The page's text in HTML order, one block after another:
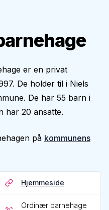
er en privat
De holder til i Niels
De har 55 barn i
har 20 ansatte.
på kommunens
Hjemmeside
Ordinær barnehage